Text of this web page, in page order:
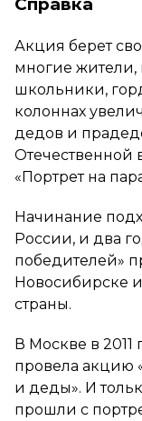
Акция берет
многие жители,
школьники,
колоннах
дедов и
Отечественной
«Портрет на
Начинание
России, и два
победителей»
Новосибирске
страны.
В Москве в
провела акцию
и деды». И
прошли с